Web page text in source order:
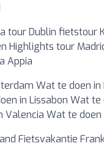
tour Dublin fietstour
Highlights tour
Appia
Wat te doen
in Lissabon Wat
Valencia Wat te doen
Fietsvakantie